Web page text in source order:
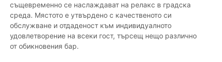
същевременно се наслаждават на релакс в градска
среда. Мястото е утвърдено с качественото си
обслужване и отдаденост към индивидуалното
удовлетворение на всеки гост, търсещ нещо различно
от обикновения бар.